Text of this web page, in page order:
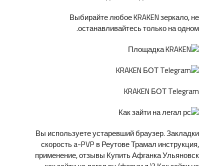
Выбирайте любое KRAKEN зеркало, не
останавливайтесь только на одном.
KRAKEN БОТ Telegram
Вы используете устаревший браузер. Закладки
скорость a-PVP в Реутове Трамал инструкция,
применение, отзывы Купить Афганка Ульяновск